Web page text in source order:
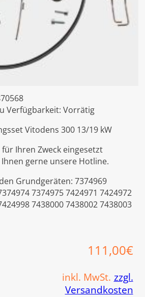
Verfügbarkeit: Vorrätig
Vitodens 300 13/19 kW
Ihren Zweck eingesetzt
gerne unsere Hotline.
Grundgeräten: 7374969
7374975 7424971 7424972
7438000 7438002 7438003
111,00€
inkl. MwSt. zzgl.
Versandkosten